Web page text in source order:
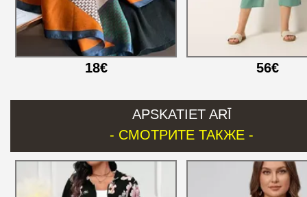
18€ 56€
APSKATIET ARĪ
- СМОТРИТЕ ТАКЖЕ -